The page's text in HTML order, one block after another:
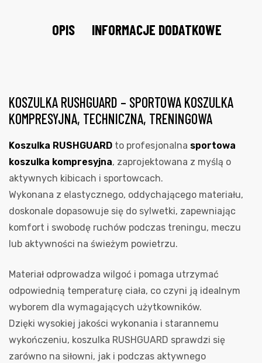
OPIS INFORMACJE DODATKOWE
KOSZULKA RUSHGUARD – SPORTOWA KOSZULKA
KOMPRESYJNA, TECHNICZNA, TRENINGOWA
Koszulka RUSHGUARD to profesjonalna sportowa
koszulka kompresyjna, zaprojektowana z myślą o
aktywnych kibicach i sportowcach.
Wykonana z elastycznego, oddychającego materiału,
doskonale dopasowuje się do sylwetki, zapewniając
komfort i swobodę ruchów podczas treningu, meczu
lub aktywności na świeżym powietrzu.
Materiał odprowadza wilgoć i pomaga utrzymać
odpowiednią temperaturę ciała, co czyni ją idealnym
wyborem dla wymagających użytkowników.
Dzięki wysokiej jakości wykonania i starannemu
wykończeniu, koszulka RUSHGUARD sprawdzi się
zarówno na siłowni, jak i podczas aktywnego